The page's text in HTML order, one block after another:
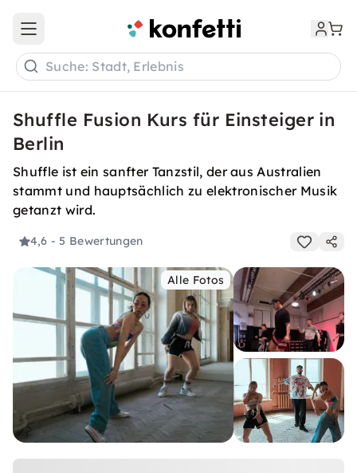
Open main menu
Suche: Stadt, Erlebnis
Shuffle Fusion Kurs für Einsteiger in
Berlin
Shuffle ist ein sanfter Tanzstil, der aus Australien
stammt und hauptsächlich zu elektronischer Musik
getanzt wird.
4,6 - 5 Bewertungen
Alle Fotos